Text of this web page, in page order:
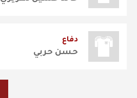
دفاع
حسن حربي